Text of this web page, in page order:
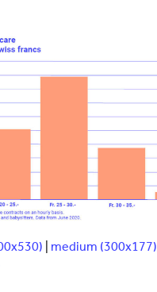
medium (300x177)